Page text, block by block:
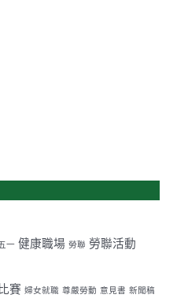
一 健康職場 勞聯 勞聯活動
賽 婦女就職 尊嚴勞動 意見書 新聞稿